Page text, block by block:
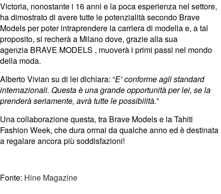
Victoria, nonostante i 16 anni e la poca esperienza nel settore,
ha dimostrato di avere tutte le potenzialità secondo Brave
Modelsper poter intraprendere la carriera di modella e, a tal
proposito, si recherà a Milano dove, grazie alla sua
agenzia BRAVE MODELS , muoverà i primi passi nel mondo
della moda.
Alberto Vivian su di lei dichiara: “E’ conforme agli standard
internazionali. Questa è una grande opportunità per lei, se la
prenderà seriamente, avrà tutte le possibilità.”
Una collaborazione questa, tra Brave Models e la Tahiti
Fashion Week, che dura ormai da qualche anno ed è destinata
a regalare ancora più soddisfazioni!
Fonte: Hine Magazine